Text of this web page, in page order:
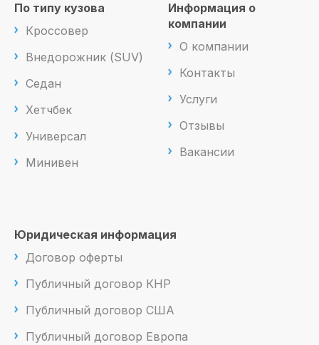
По типу кузова
Кроссовер
Внедорожник (SUV)
Седан
Хетчбек
Универсал
Минивен
Информация о
компании
О компании
Контакты
Услуги
Отзывы
Вакансии
Юридическая информация
Договор оферты
Публичный договор КНР
Публичный договор США
Публичный договор Европа